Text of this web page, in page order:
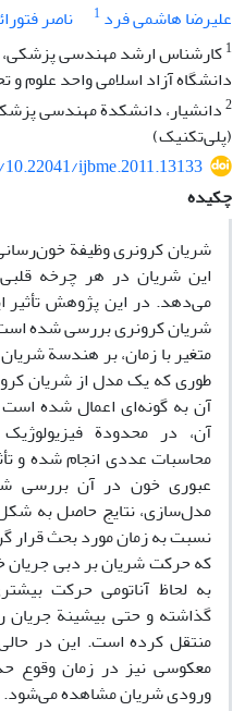
علیرضا هاشمی فرد 1 ناصر
1کارشناس ارشد مهندسی
دانشگاه آزاد اسلامی واحد علوم و
2دانشیار، دانشکدة مهندسی
(پلی‌تکنیک)
ijbme.2011.13133
چکیده
شریان کرونری وظیفة
این شریان در هر چرخه
می‌دهد. در این پژوهش تأثیر
شریان کرونری بررسی شده
متغیر با زمان، بر هندسة
طوری که یک مدل از شریان
آن به گونه‌ای اعمال شده ‌است
آن، در محدودة
محاسبات عددی انجام شده و
عبوری خون در آن
مدل‌سازی، نتایج حاصل به
نسبت به زمان مورد بحث قرار
که حرکت شریان بر دبی جریان
به لحاظ آناتومی حرکت
گذاشته و حتی بیشینة جریان
منتقل کرده است. این در
معکوسی نیز در زمان وقوع
ورودی شریان مشاهده می‌شود.